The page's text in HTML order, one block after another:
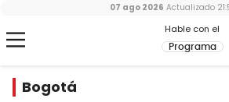
Hable con el
Programa
07 ago 2026 Actualizado
Bogotá